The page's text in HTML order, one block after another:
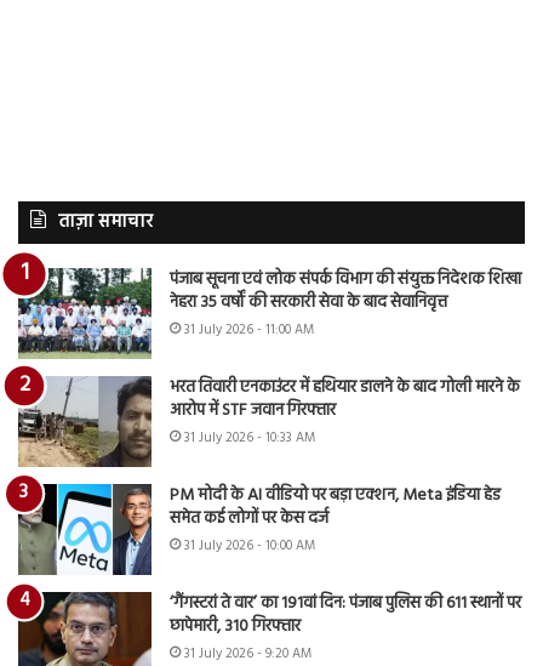
ताज़ा समाचार
पंजाब सूचना एवं लोक संपर्क विभाग की संयुक्त निदेशक शिखा
नेहरा 35 वर्षों की सरकारी सेवा के बाद सेवानिवृत्त
31 July 2026 - 11:00 AM
भरत तिवारी एनकाउंटर में हथियार डालने के बाद गोली मारने के
आरोप में STF जवान गिरफ्तार
31 July 2026 - 10:33 AM
PM मोदी के AI वीडियो पर बड़ा एक्शन, Meta इंडिया हेड
समेत कई लोगों पर केस दर्ज
31 July 2026 - 10:00 AM
‘गैंगस्टरां ते वार’ का 191वां दिन: पंजाब पुलिस की 611 स्थानों पर
छापेमारी, 310 गिरफ्तार
31 July 2026 - 9:20 AM